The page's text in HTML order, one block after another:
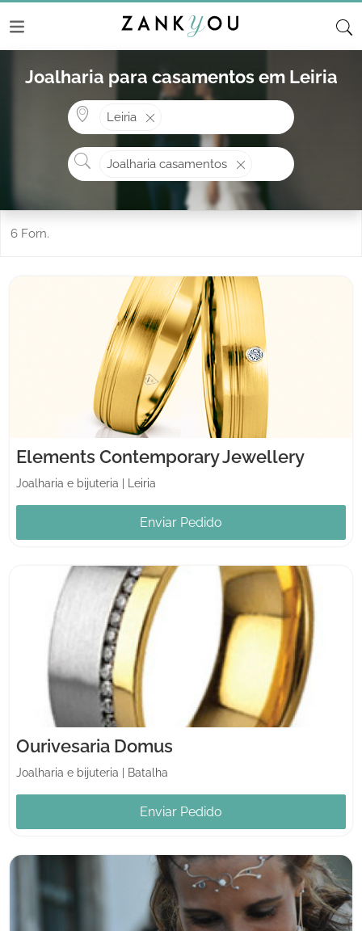
Joalharia para casamentos em Leiria
Leiria
O que procura?
Joalharia casamentos
6 Forn.
Elements Contemporary Jewellery
Joalharia e bijuteria Leiria
Enviar Pedido
Ourivesaria Domus
Joalharia e bijuteria Batalha
Enviar Pedido